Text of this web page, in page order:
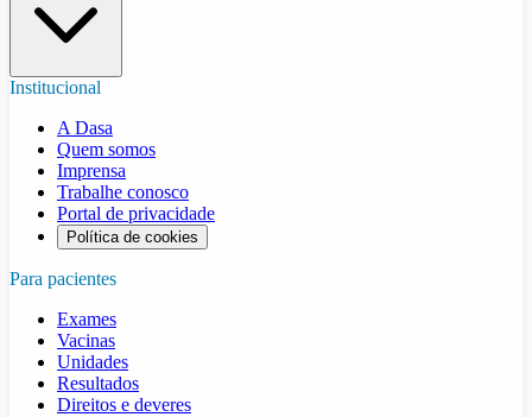
Institucional
A Dasa
Quem somos
Imprensa
Trabalhe conosco
Portal de privacidade
Política de cookies
Para pacientes
Exames
Vacinas
Unidades
Resultados
Direitos e deveres